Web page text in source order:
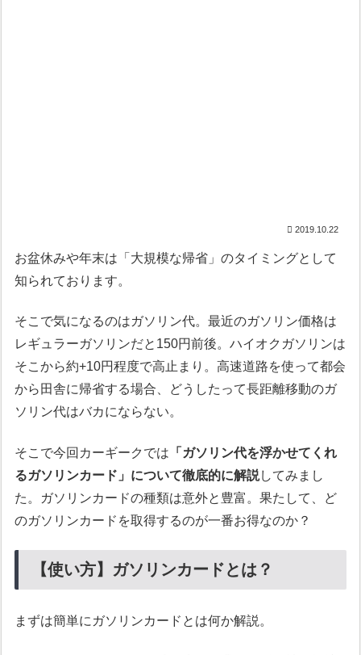
2019.10.22
お盆休みや年末は「大規模な帰省」のタイミングとして
知られております。
そこで気になるのはガソリン代。最近のガソリン価格は
レギュラーガソリンだと150円前後。ハイオクガソリンは
そこから約+10円程度で高止まり。高速道路を使って都会
から田舎に帰省する場合、どうしたって長距離移動のガ
ソリン代はバカにならない。
そこで今回カーギークでは 「ガソリン代を浮かせてくれ
るガソリンカード」について徹底的に解説してみまし
た。ガソリンカードの種類は意外と豊富。果たして、ど
のガソリンカードを取得するのが一番お得なのか？
【使い方】ガソリンカードとは？
まずは簡単にガソリンカードとは何か解説。